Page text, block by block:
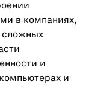
в компаниях,
и
и